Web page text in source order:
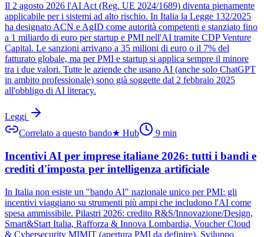
Il 2 agosto 2026 l'AI Act (Reg. UE 2024/1689) diventa pienamente
applicabile per i sistemi ad alto rischio. In Italia la Legge 132/2025
ha designato ACN e AgID come autorità competenti e stanziato fino
a 1 miliardo di euro per startup e PMI nell'AI tramite CDP Venture
Capital. Le sanzioni arrivano a 35 milioni di euro o il 7% del
fatturato globale, ma per PMI e startup si applica sempre il minore
tra i due valori. Tutte le aziende che usano AI (anche solo ChatGPT
in ambito professionale) sono già soggette dal 2 febbraio 2025
all'obbligo di AI literacy.
Leggi
Correlato a questo bando★ Hub 9 min
Incentivi AI per imprese italiane 2026: tutti i bandi e
crediti d'imposta per intelligenza artificiale
In Italia non esiste un "bando AI" nazionale unico per PMI: gli
incentivi viaggiano su strumenti più ampi che includono l'AI come
spesa ammissibile. Pilastri 2026: credito R&S/Innovazione/Design,
Smart&Start Italia, Rafforza & Innova Lombardia, Voucher Cloud
& Cybersecurity MIMIT (apertura PMI da definire), Sviluppo